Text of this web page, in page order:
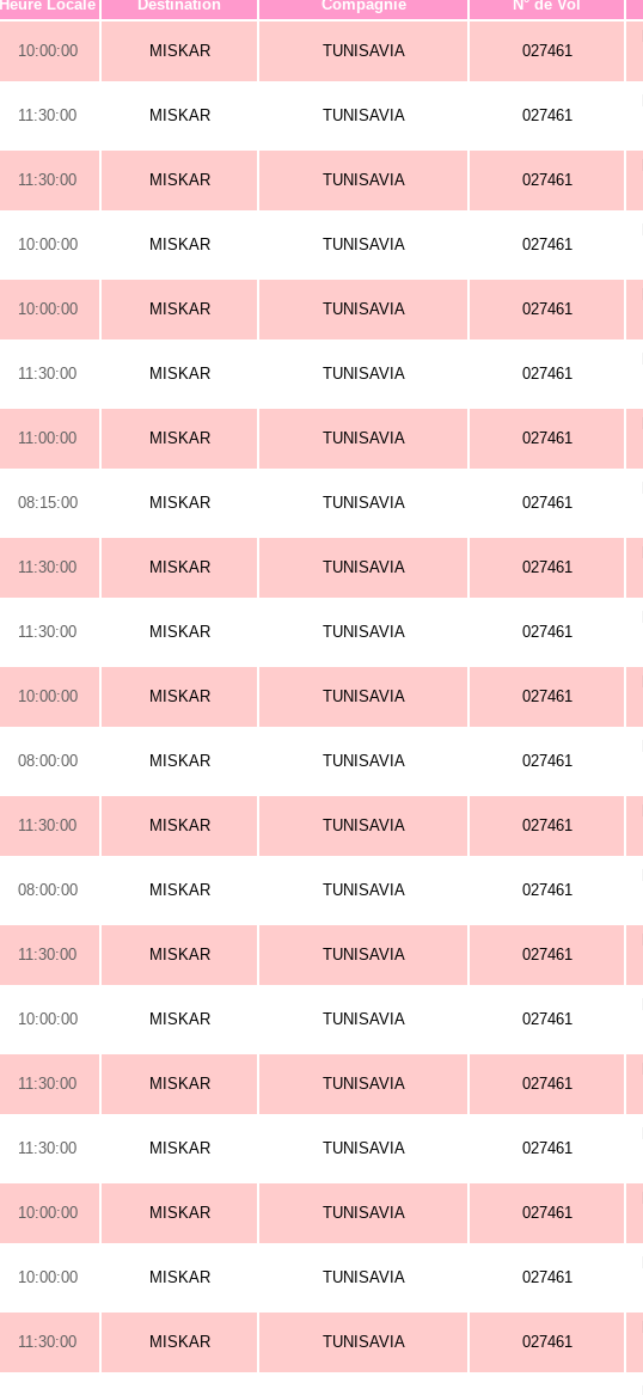
Heure Locale Destination Compagnie N° de Vol
10:00:00 MISKAR TUNISAVIA 027461
11:30:00 MISKAR TUNISAVIA 027461
11:30:00 MISKAR TUNISAVIA 027461
10:00:00 MISKAR TUNISAVIA 027461
10:00:00 MISKAR TUNISAVIA 027461
11:30:00 MISKAR TUNISAVIA 027461
11:00:00 MISKAR TUNISAVIA 027461
08:15:00 MISKAR TUNISAVIA 027461
11:30:00 MISKAR TUNISAVIA 027461
11:30:00 MISKAR TUNISAVIA 027461
10:00:00 MISKAR TUNISAVIA 027461
08:00:00 MISKAR TUNISAVIA 027461
11:30:00 MISKAR TUNISAVIA 027461
08:00:00 MISKAR TUNISAVIA 027461
11:30:00 MISKAR TUNISAVIA 027461
10:00:00 MISKAR TUNISAVIA 027461
11:30:00 MISKAR TUNISAVIA 027461
11:30:00 MISKAR TUNISAVIA 027461
10:00:00 MISKAR TUNISAVIA 027461
10:00:00 MISKAR TUNISAVIA 027461
11:30:00 MISKAR TUNISAVIA 027461